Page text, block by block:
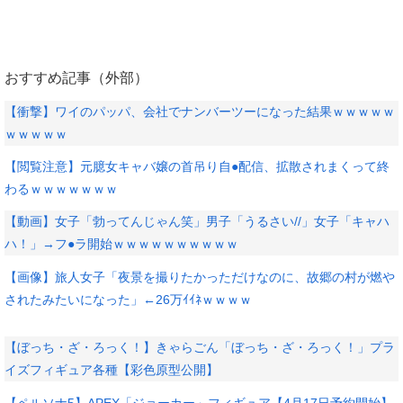
おすすめ記事（外部）
【衝撃】ワイのパッパ、会社でナンバーツーになった結果ｗｗｗｗｗ
ｗｗｗｗｗ
【閲覧注意】元臆女キャバ嬢の首吊り自●配信、拡散されまくって終
わるｗｗｗｗｗｗｗ
【動画】女子「勃ってんじゃん笑」男子「うるさい//」女子「キャハ
ハ！」→フ●ラ開始ｗｗｗｗｗｗｗｗｗｗ
【画像】旅人女子「夜景を撮りたかっただけなのに、故郷の村が燃や
されたみたいになった」←26万ｲｲﾈｗｗｗｗ
【ぼっち・ざ・ろっく！】きゃらごん「ぼっち・ざ・ろっく！」プラ
イズフィギュア各種【彩色原型公開】